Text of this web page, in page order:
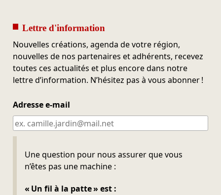
Lettre d'information
Nouvelles créations, agenda de votre région,
nouvelles de nos partenaires et adhérents, recevez
toutes ces actualités et plus encore dans notre
lettre d’information. N’hésitez pas à vous abonner !
Adresse e-mail
Une question pour nous assurer que vous
n’êtes pas une machine :
« Un fil à la patte » est :
Ne pas remplir